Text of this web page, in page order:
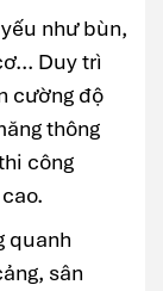
như bùn,
Duy trì
cường độ
thông
công
quanh
sân